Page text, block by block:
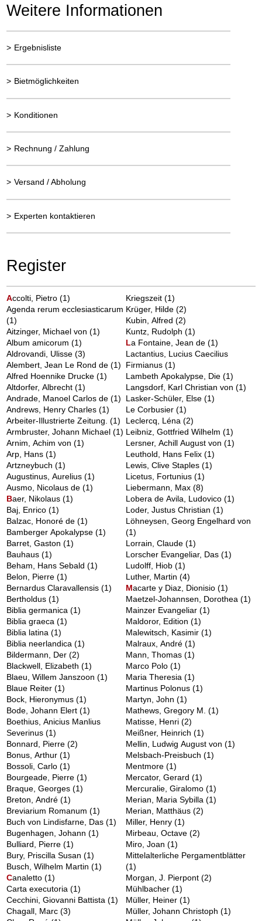
Weitere Informationen
> Ergebnisliste
> Bietmöglichkeiten
> Konditionen
> Rechnung / Zahlung
> Versand / Abholung
> Experten kontaktieren
Register
Accolti, Pietro(1)
Agenda rerum ecclesiasticarum
(1)
Aitzinger, Michael von(1)
Album amicorum(1)
Aldrovandi, Ulisse(3)
Alembert, Jean Le Rond de(1)
Alfred Hoennike Drucke(1)
Altdorfer, Albrecht(1)
Andrade, Manoel Carlos de(1)
Andrews, Henry Charles(1)
Arbeiter-Illustrierte Zeitung.(1)
Armbruster, Johann Michael(1)
Arnim, Achim von(1)
Arp, Hans(1)
Artzneybuch(1)
Augustinus, Aurelius(1)
Ausmo, Nicolaus de(1)
Baer, Nikolaus(1)
Baj, Enrico(1)
Balzac, Honoré de(1)
Bamberger Apokalypse(1)
Barret, Gaston(1)
Bauhaus(1)
Beham, Hans Sebald(1)
Belon, Pierre(1)
Bernardus Claravallensis(1)
Bertholdus(1)
Biblia germanica(1)
Biblia graeca(1)
Biblia latina(1)
Biblia neerlandica(1)
Bildermann, Der(2)
Blackwell, Elizabeth(1)
Blaeu, Willem Janszoon(1)
Blaue Reiter(1)
Bock, Hieronymus(1)
Bode, Johann Elert(1)
Boethius, Anicius Manlius
Severinus(1)
Bonnard, Pierre(2)
Bonus, Arthur(1)
Bossoli, Carlo(1)
Bourgeade, Pierre(1)
Braque, Georges(1)
Breton, André(1)
Breviarium Romanum(1)
Buch von Lindisfarne, Das(1)
Bugenhagen, Johann(1)
Bulliard, Pierre(1)
Bury, Priscilla Susan(1)
Busch, Wilhelm Martin(1)
Canaletto(1)
Carta executoria(1)
Cecchini, Giovanni Battista(1)
Chagall, Marc(3)
Kriegszeit(1)
Krüger, Hilde(2)
Kubin, Alfred(2)
Kuntz, Rudolph(1)
La Fontaine, Jean de(1)
Lactantius, Lucius Caecilius
Firmianus(1)
Lambeth Apokalypse, Die(1)
Langsdorf, Karl Christian von(1)
Lasker-Schüler, Else(1)
Le Corbusier(1)
Leclercq, Léna(2)
Leibniz, Gottfried Wilhelm(1)
Lersner, Achill August von(1)
Leuthold, Hans Felix(1)
Lewis, Clive Staples(1)
Licetus, Fortunius(1)
Liebermann, Max(8)
Lobera de Avila, Ludovico(1)
Loder, Justus Christian(1)
Löhneysen, Georg Engelhard von
(1)
Lorrain, Claude(1)
Lorscher Evangeliar, Das(1)
Ludolff, Hiob(1)
Luther, Martin(4)
Macarte y Diaz, Dionisio(1)
Maetzel-Johannsen, Dorothea(1)
Mainzer Evangeliar(1)
Maldoror, Edition(1)
Malewitsch, Kasimir(1)
Malraux, André(1)
Mann, Thomas(1)
Marco Polo(1)
Maria Theresia(1)
Martinus Polonus(1)
Martyn, John(1)
Mathews, Gregory M.(1)
Matisse, Henri(2)
Meißner, Heinrich(1)
Mellin, Ludwig August von(1)
Melsbach-Preisbuch(1)
Mentmore(1)
Mercator, Gerard(1)
Mercuralie, Giralomo(1)
Merian, Maria Sybilla(1)
Merian, Matthäus(2)
Miller, Henry(1)
Mirbeau, Octave(2)
Miro, Joan(1)
Mittelalterliche Pergamentblätter
(1)
Morgan, J. Pierpont(2)
Mühlbacher(1)
Müller, Heiner(1)
Müller, Johann Christoph(1)